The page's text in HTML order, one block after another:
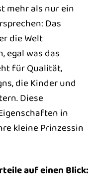
mehr als nur ein
Das
die Welt
egal was das
für Qualität,
die Kinder und
Diese
in
kleine Prinzessin
auf einen Blick: